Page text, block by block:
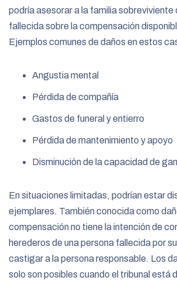
podría asesorar a la familia sobreviviente
fallecida sobre la compensación
Ejemplos comunes de daños en estos
Angustia mental
Pérdida de compañía
Gastos de funeral y entierro
Pérdida de mantenimiento y apoyo
Disminución de la capacidad de
En situaciones limitadas, podrían estar
ejemplares. También conocida como
compensación no tiene la intención de
herederos de una persona fallecida por
castigar a la persona responsable. Los
solo son posibles cuando el tribunal está